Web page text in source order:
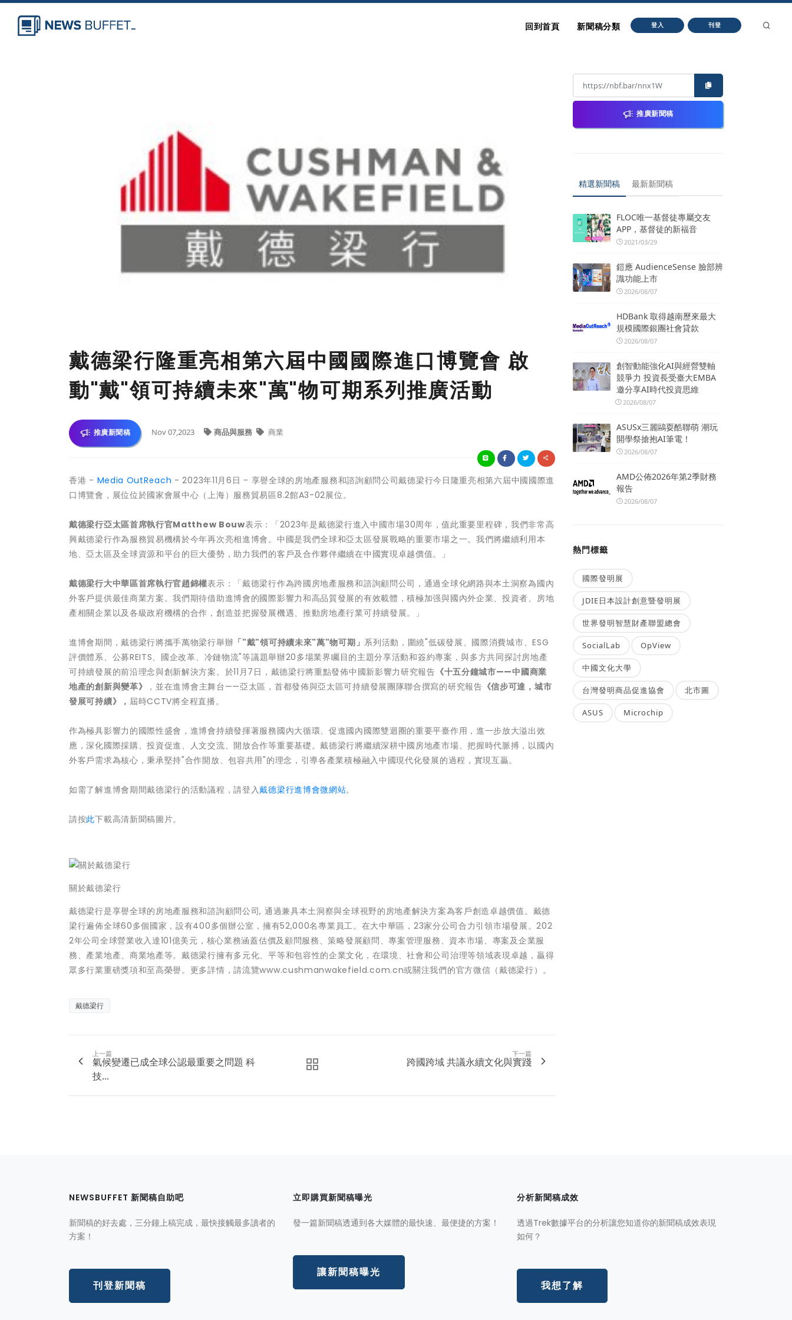
回到首頁 新聞稿分類 登入 刊登
戴德梁行隆重亮相第六屆中國國際進口博覽會 啟
動"戴"領可持續未來"萬"物可期系列推廣活動
推廣新聞稿 Nov 07,2023 商品與服務 商業
香港 - Media OutReach - 2023年11月6日 - 享譽全球的房地產服務和諮詢顧問公司戴德梁行今日隆重亮相第六屆中國國際進
口博覽會，展位位於國家會展中心（上海）服務貿易區8.2館A3-02展位。
戴德梁行亞太區首席執行官Matthew Bouw表示：「2023年是戴德梁行進入中國市場30周年，值此重要里程碑，我們非常高
興戴德梁行作為服務貿易機構於今年再次亮相進博會。中國是我們全球和亞太區發展戰略的重要市場之一。我們將繼續利用本
地、亞太區及全球資源和平台的巨大優勢，助力我們的客戶及合作夥伴繼續在中國實現卓越價值。」
戴德梁行大中華區首席執行官趙錦權表示：「戴德梁行作為跨國房地產服務和諮詢顧問公司，通過全球化網路與本土洞察為國內
外客戶提供最佳商業方案。我們期待借助進博會的國際影響力和高品質發展的有效載體，積極加强與國內外企業、投資者、房地
產相關企業以及各級政府機構的合作，創造並把握發展機遇、推動房地產行業可持續發展。」
進博會期間，戴德梁行將攜手萬物梁行舉辦 「"戴"領可持續未來"萬"物可期」 系列活動，圍繞"低碳發展、國際消費城市、ESG
評價體系、公募REITS、國企改革、冷鏈物流"等議題舉辦20多場業界矚目的主題分享活動和簽約專案，與多方共同探討房地產
可持續發展的前沿理念與創新解決方案。於11月7日，戴德梁行將重點發佈中國新影響力研究報告 《十五分鐘城市——中國商業
地產的創新與變革》
，並在進博會主舞台——亞太區，首都發佈與亞太區可持續發展團隊聯合撰寫的研究報告 《信步可達，城市
發展可持續》， 屆時CCTV將全程直播。
作為極具影響力的國際性盛會，進博會持續發揮著服務國內大循環、促進國內國際雙迴圈的重要平臺作用，進一步放大溢出效
應，深化國際採購、投資促進、人文交流、開放合作等重要基礎。戴德梁行將繼續深耕中國房地產市場、把握時代脈搏，以國內
外客戶需求為核心，秉承堅持"合作開放、包容共用"的理念，引導各產業積極融入中國現代化發展的過程，實現互贏。
如需了解進博會期間戴德梁行的活動議程，請登入戴德梁行進博會微網站。
請按此下載高清新聞稿圖片。
關於戴德梁行
戴德梁行是享譽全球的房地產服務和諮詢顧問公司, 通過兼具本土洞察與全球視野的房地產解決方案為客戶創造卓越價值。戴德
梁行遍佈全球60多個國家，設有400多個辦公室，擁有52,000名專業員工。在大中華區，23家分公司合力引領市場發展。202
2年公司全球營業收入達101億美元，核心業務涵蓋估價及顧問服務、策略發展顧問、專案管理服務、資本市場、專案及企業服
務、產業地產、商業地產等。戴德梁行擁有多元化、平等和包容性的企業文化，在環境、社會和公司治理等領域表現卓越，贏得
眾多行業重磅獎項和至高榮譽。更多詳情，請流覽www.cushmanwakefield.com.cn或關注我們的官方微信（戴德梁行）。
戴德梁行
上一篇
氣候變遷已成全球公認最重要之問題 科
技...
下一篇
跨國跨域 共議永續文化與實踐
推廣新聞稿
精選新聞稿 最新新聞稿
FLOC唯一基督徒專屬交友
APP，基督徒的新福音
2021/03/29
鎧應 AudienceSense 臉部辨
識功能上市
2026/08/07
HDBank 取得越南歷來最大
規模國際銀團社會貸款
2026/08/07
創智動能強化AI與經營雙軸
競爭力 投資長受臺大EMBA
邀分享AI時代投資思維
2026/08/07
ASUSx三麗鷗耍酷聯萌 潮玩
開學祭搶抱AI筆電！
2026/08/07
AMD公佈2026年第2季財務
報告
2026/08/07
熱門標籤
國際發明展
JDIE日本設計創意暨發明展
世界發明智慧財產聯盟總會
SocialLab OpView
中國文化大學
台灣發明商品促進協會 北市圖
ASUS Microchip
NEWSBUFFET 新聞稿自助吧
新聞稿的好去處，三分鐘上稿完成，最快接觸最多讀者的
方案！
刊登新聞稿
立即購買新聞稿曝光
發一篇新聞稿透通到各大媒體的最快速、最便捷的方案！
讓新聞稿曝光
分析新聞稿成效
透過Trek數據平台的分析讓您知道你的新聞稿成效表現
如何？
我想了解